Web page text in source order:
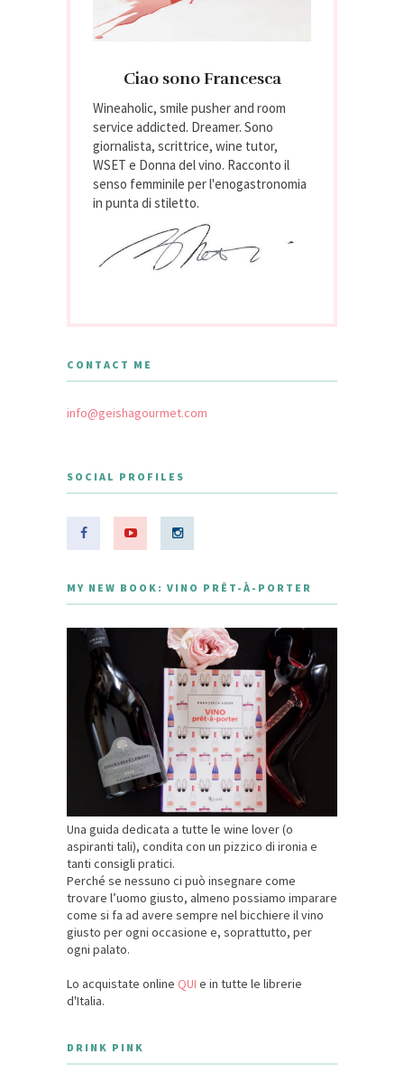
Ciao sono Francesca
Wineaholic, smile pusher and room
service addicted. Dreamer. Sono
giornalista, scrittrice, wine tutor,
WSET e Donna del vino. Racconto il
senso femminile per l'enogastronomia
in punta di stiletto.
CONTACT ME
info@geishagourmet.com
SOCIAL PROFILES
MY NEW BOOK: VINO PRÊT-À-PORTER
Una guida dedicata a tutte le wine lover (o
aspiranti tali), condita con un pizzico di ironia e
tanti consigli pratici.
Perché se nessuno ci può insegnare come
trovare l’uomo giusto, almeno possiamo imparare
come si fa ad avere sempre nel bicchiere il vino
giusto per ogni occasione e, soprattutto, per
ogni palato.
Lo acquistate online QUI e in tutte le librerie
d'Italia.
DRINK PINK